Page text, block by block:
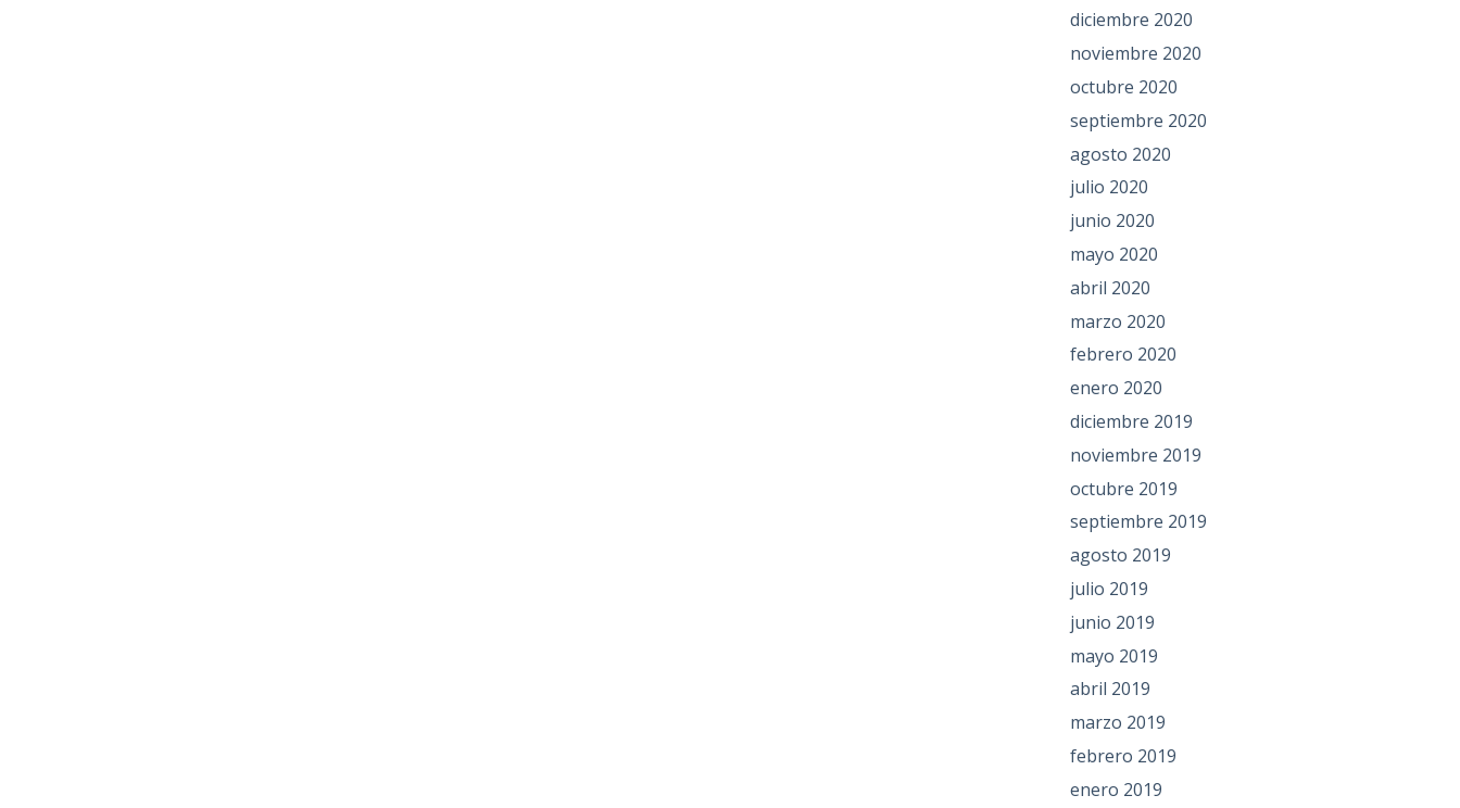
diciembre 2020
noviembre 2020
octubre 2020
septiembre 2020
agosto 2020
julio 2020
junio 2020
mayo 2020
abril 2020
marzo 2020
febrero 2020
enero 2020
diciembre 2019
noviembre 2019
octubre 2019
septiembre 2019
agosto 2019
julio 2019
junio 2019
mayo 2019
abril 2019
marzo 2019
febrero 2019
enero 2019